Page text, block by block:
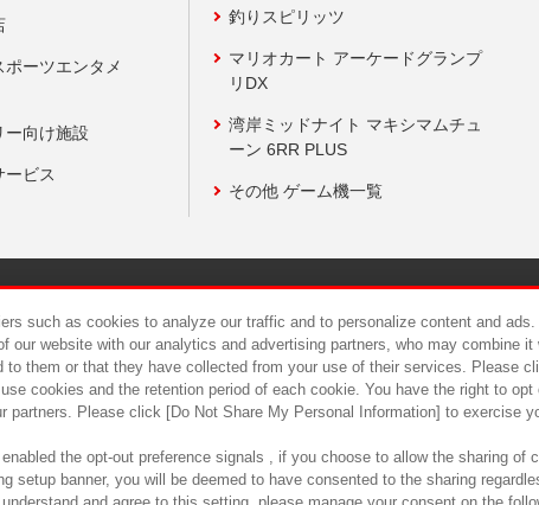
ーツエンタメ
ー向け施設
ービス
釣りスピリッツ
マリオカート アーケードグランプ
リDX
湾岸ミッドナイト マキシマムチュ
ーン 6RR PLUS
その他 ゲーム機一覧
食品のご提供について カスタマーハラスメン
such as cookies to analyze our traffic and to personalize content and ads.
our website with our analytics and advertising partners, who may combine it
to them or that they have collected from your use of their services. Please
cookies and the retention period of each cookie. You have the right to opt
partners. Please click [Do Not Share My Personal Information] to exercise
the opt-out preference signals , if you choose to allow the sharing of
setup banner, you will be deemed to have consented to the sharing